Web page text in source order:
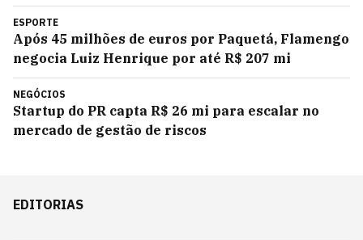
ESPORTE
Após 45 milhões de euros por Paquetá, Flamengo
negocia Luiz Henrique por até R$ 207 mi
NEGÓCIOS
Startup do PR capta R$ 26 mi para escalar no
mercado de gestão de riscos
EDITORIAS